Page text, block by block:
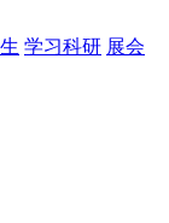
学习科研 展会